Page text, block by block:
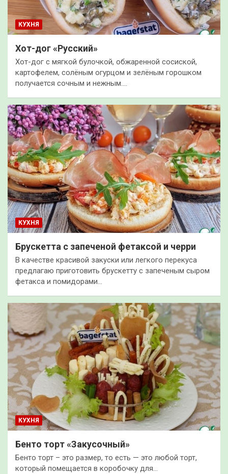
КУХНЯ
Хот-дог «Русский»
Хот-дог с мягкой булочкой, обжаренной сосиской,
картофелем, солёным огурцом и зелёным горошком
получается сочным и нежным.…
КУХНЯ
Брускетта с запеченой фетаксой и черри
В качестве красивой закуски или легкого перекуса
предлагаю приготовить брускетту с запеченым сыром
фетакса и помидорами…
КУХНЯ
Бенто торт «Закусочный»
Бенто торт – это размер, то есть — это любой торт,
который помещается в коробочку для…